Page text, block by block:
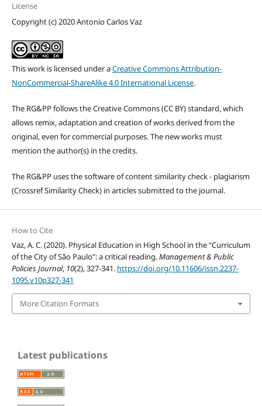
License
Copyright (c) 2020 Antonio Carlos Vaz
This work is licensed under aCreative Commons Attribution-
NonCommercial-ShareAlike 4.0 International License.
The RG&PP follows the Creative Commons (CC BY) standard, which
allows remix, adaptation and creation of works derived from the
original, even for commercial purposes. The new works must
mention the author(s) in the credits.
The RG&PP uses the software of content similarity check - plagiarism
(Crossref Similarity Check) in articles submitted to the journal.
How to Cite
Vaz, A. C. (2020). Physical Education in High School in the “Curriculum
of the City of São Paulo”: a critical reading.Management & Public
Policies Journal, 10(2), 327-341. https://doi.org/10.11606/issn.2237-
1095.v10p327-341
More Citation Formats
Latest publications